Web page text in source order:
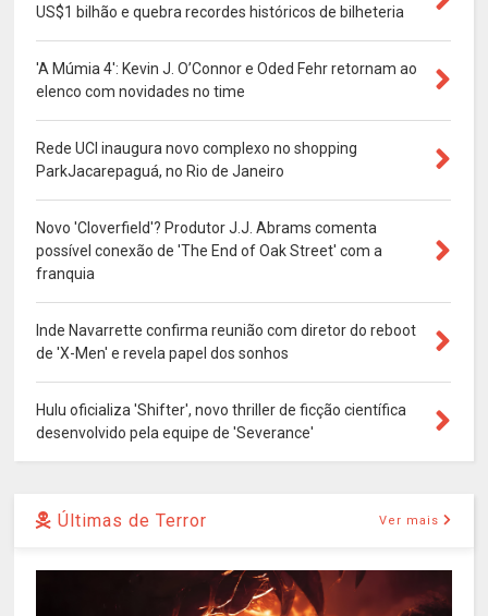
US$1 bilhão e quebra recordes históricos de bilheteria
'A Múmia 4': Kevin J. O’Connor e Oded Fehr retornam ao
elenco com novidades no time
Rede UCI inaugura novo complexo no shopping
ParkJacarepaguá, no Rio de Janeiro
Novo 'Cloverfield'? Produtor J.J. Abrams comenta
possível conexão de 'The End of Oak Street' com a
franquia
Inde Navarrette confirma reunião com diretor do reboot
de 'X-Men' e revela papel dos sonhos
Hulu oficializa 'Shifter', novo thriller de ficção científica
desenvolvido pela equipe de 'Severance'
Últimas de Terror Ver mais